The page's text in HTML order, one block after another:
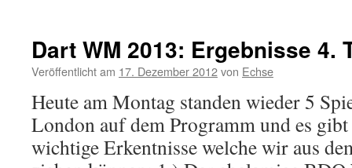
Dart WM 2013: Ergebnisse 4.
Veröffentlicht am 17. Dezember 2012von Echse
Heute am Montag standen wieder 5
London auf dem Programm und es
wichtige Erkentnisse welche wir aus